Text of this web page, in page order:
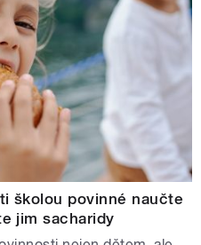
školou povinné naučte
jim sacharidy